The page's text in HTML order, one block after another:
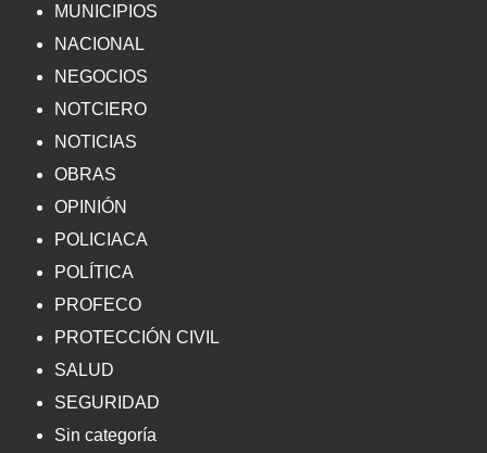
MUNICIPIOS
NACIONAL
NEGOCIOS
NOTCIERO
NOTICIAS
OBRAS
OPINIÓN
POLICIACA
POLÍTICA
PROFECO
PROTECCIÓN CIVIL
SALUD
SEGURIDAD
Sin categoría